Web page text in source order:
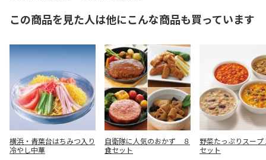
この商品を見た人は他にこんな商品も買っています
横浜・青葉台はちみつ入り
冷やし中華
自衛隊に人気のおかず ８
食セット
野菜たっぷりスープ
セット